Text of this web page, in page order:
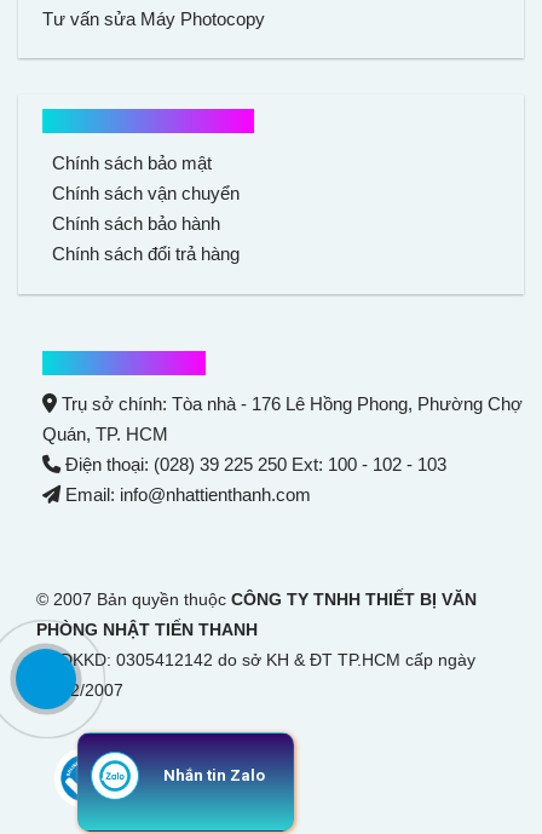
Tư vấn sửa Máy Photocopy
Chính sách bảo mật
Chính sách vận chuyển
Chính sách bảo hành
Chính sách đổi trả hàng
Trụ sở chính: Tòa nhà - 176 Lê Hồng Phong, Phường Chợ
Quán, TP. HCM
Điện thoại: (028) 39 225 250 Ext: 100 - 102 - 103
Email: info@nhattienthanh.com
© 2007 Bản quyền thuộc CÔNG TY TNHH THIẾT BỊ VĂN
PHÒNG NHẬT TIẾN THANH
GPĐKKD: 0305412142 do sở KH & ĐT TP.HCM cấp ngày
28/12/2007
Nhắn tin Zalo